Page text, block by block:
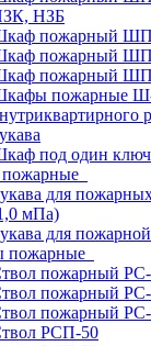
НЗБ
пожарный
пожарный
пожарный
пожарные
под один ключ
пожарные
для
мПа)
для
пожарные
пожарный РС-
пожарный
пожарный
РСП-50